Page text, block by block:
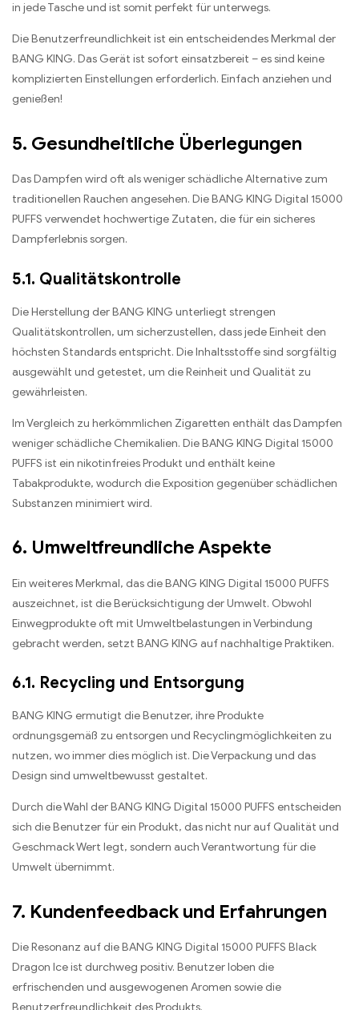
in jede Tasche und ist somit perfekt für unterwegs.
Die Benutzerfreundlichkeit ist ein entscheidendes Merkmal der
BANG KING. Das Gerät ist sofort einsatzbereit – es sind keine
komplizierten Einstellungen erforderlich. Einfach anziehen und
genießen!
5. Gesundheitliche Überlegungen
Das Dampfen wird oft als weniger schädliche Alternative zum
traditionellen Rauchen angesehen. Die BANG KING Digital 15000
PUFFS verwendet hochwertige Zutaten, die für ein sicheres
Dampferlebnis sorgen.
5.1. Qualitätskontrolle
Die Herstellung der BANG KING unterliegt strengen
Qualitätskontrollen, um sicherzustellen, dass jede Einheit den
höchsten Standards entspricht. Die Inhaltsstoffe sind sorgfältig
ausgewählt und getestet, um die Reinheit und Qualität zu
gewährleisten.
Im Vergleich zu herkömmlichen Zigaretten enthält das Dampfen
weniger schädliche Chemikalien. Die BANG KING Digital 15000
PUFFS ist ein nikotinfreies Produkt und enthält keine
Tabakprodukte, wodurch die Exposition gegenüber schädlichen
Substanzen minimiert wird.
6. Umweltfreundliche Aspekte
Ein weiteres Merkmal, das die BANG KING Digital 15000 PUFFS
auszeichnet, ist die Berücksichtigung der Umwelt. Obwohl
Einwegprodukte oft mit Umweltbelastungen in Verbindung
gebracht werden, setzt BANG KING auf nachhaltige Praktiken.
6.1. Recycling und Entsorgung
BANG KING ermutigt die Benutzer, ihre Produkte
ordnungsgemäß zu entsorgen und Recyclingmöglichkeiten zu
nutzen, wo immer dies möglich ist. Die Verpackung und das
Design sind umweltbewusst gestaltet.
Durch die Wahl der BANG KING Digital 15000 PUFFS entscheiden
sich die Benutzer für ein Produkt, das nicht nur auf Qualität und
Geschmack Wert legt, sondern auch Verantwortung für die
Umwelt übernimmt.
7. Kundenfeedback und Erfahrungen
Die Resonanz auf die BANG KING Digital 15000 PUFFS Black
Dragon Ice ist durchweg positiv. Benutzer loben die
erfrischenden und ausgewogenen Aromen sowie die
Benutzerfreundlichkeit des Produkts.